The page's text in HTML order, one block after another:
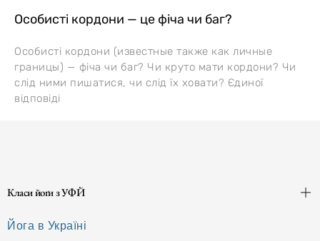
Особисті кордони — це фіча чи баг?
Особисті кордони (известные также как личные
границы) — фіча чи баг? Чи круто мати кордони? Чи
слід ними пишатися, чи слід їх ховати? Єдиної
відповіді
Класи йоґи з УФЙ
Йога в Україні